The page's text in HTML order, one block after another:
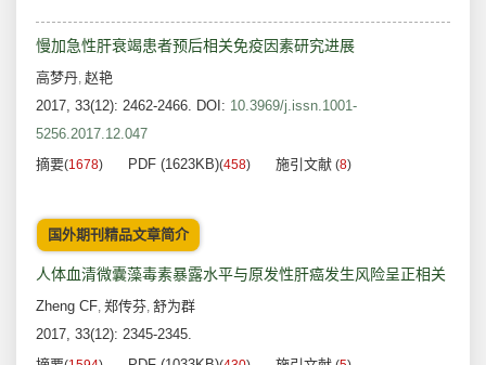
慢加急性肝衰竭患者预后相关免疫因素研究进展
高梦丹, 赵艳
2017, 33(12): 2462-2466. DOI: 10.3969/j.issn.1001-
5256.2017.12.047
摘要(1678) PDF (1623KB)(458) 施引文献 (8)
国外期刊精品文章简介
人体血清微囊藻毒素暴露水平与原发性肝癌发生风险呈正相关
Zheng CF, 郑传芬, 舒为群
2017, 33(12): 2345-2345.